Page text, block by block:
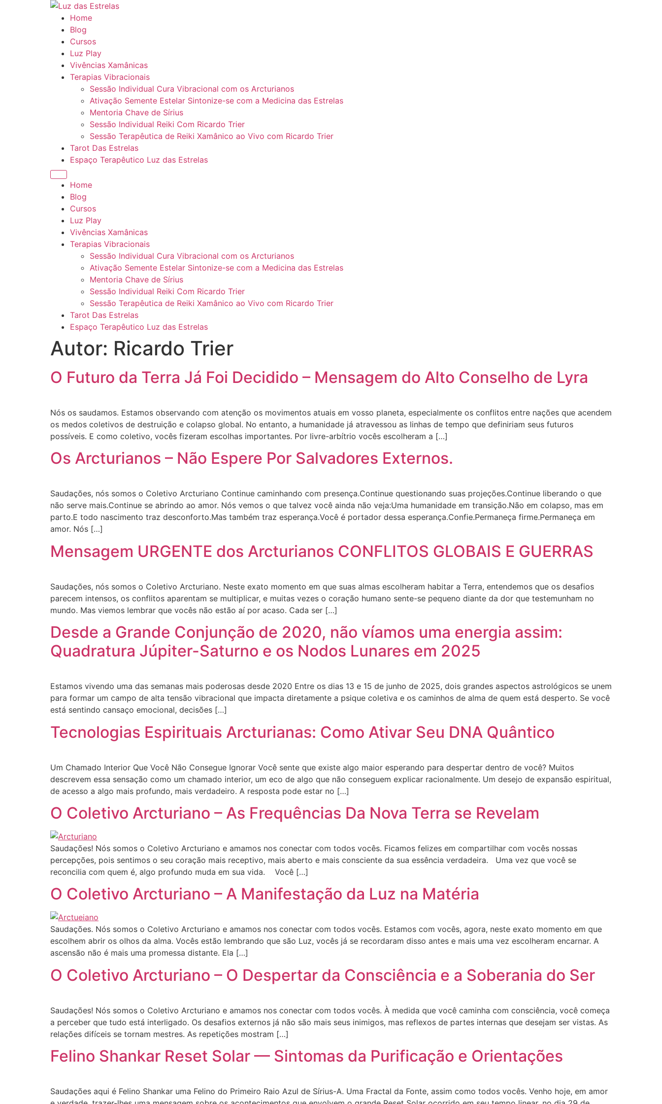
Home
Blog
Cursos
Luz Play
Vivências Xamânicas
Terapias Vibracionais
Sessão Individual Cura Vibracional com os Arcturianos
Ativação Semente Estelar Sintonize-se com a Medicina das Estrelas
Mentoria Chave de Sírius
Sessão Individual Reiki Com Ricardo Trier
Sessão Terapêutica de Reiki Xamânico ao Vivo com Ricardo Trier
Tarot Das Estrelas
Espaço Terapêutico Luz das Estrelas
MenuHome
Blog
Cursos
Luz Play
Vivências Xamânicas
Terapias Vibracionais
Sessão Individual Cura Vibracional com os Arcturianos
Ativação Semente Estelar Sintonize-se com a Medicina das Estrelas
Mentoria Chave de Sírius
Sessão Individual Reiki Com Ricardo Trier
Sessão Terapêutica de Reiki Xamânico ao Vivo com Ricardo Trier
Tarot Das Estrelas
Espaço Terapêutico Luz das Estrelas
Autor: Ricardo Trier
O Futuro da Terra Já Foi Decidido – Mensagem do Alto Conselho de Lyra
Nós os saudamos. Estamos observando com atenção os movimentos atuais em vosso planeta, especialmente os conflitos entre nações que acendem
os medos coletivos de destruição e colapso global. No entanto, a humanidade já atravessou as linhas de tempo que definiriam seus futuros
possíveis. E como coletivo, vocês fizeram escolhas importantes. Por livre-arbítrio vocês escolheram a […]
Os Arcturianos – Não Espere Por Salvadores Externos.
Saudações, nós somos o Coletivo Arcturiano Continue caminhando com presença.Continue questionando suas projeções.Continue liberando o que
não serve mais.Continue se abrindo ao amor. Nós vemos o que talvez você ainda não veja:Uma humanidade em transição.Não em colapso, mas em
parto.E todo nascimento traz desconforto.Mas também traz esperança.Você é portador dessa esperança.Confie.Permaneça firme.Permaneça em
amor. Nós […]
Mensagem URGENTE dos Arcturianos CONFLITOS GLOBAIS E GUERRAS
Saudações, nós somos o Coletivo Arcturiano. Neste exato momento em que suas almas escolheram habitar a Terra, entendemos que os desafios
parecem intensos, os conflitos aparentam se multiplicar, e muitas vezes o coração humano sente-se pequeno diante da dor que testemunham no
mundo. Mas viemos lembrar que vocês não estão aí por acaso. Cada ser […]
Desde a Grande Conjunção de 2020, não víamos uma energia assim:
Quadratura Júpiter-Saturno e os Nodos Lunares em 2025
Estamos vivendo uma das semanas mais poderosas desde 2020 Entre os dias 13 e 15 de junho de 2025, dois grandes aspectos astrológicos se unem
para formar um campo de alta tensão vibracional que impacta diretamente a psique coletiva e os caminhos de alma de quem está desperto. Se você
está sentindo cansaço emocional, decisões […]
Tecnologias Espirituais Arcturianas: Como Ativar Seu DNA Quântico
Um Chamado Interior Que Você Não Consegue Ignorar Você sente que existe algo maior esperando para despertar dentro de você? Muitos
descrevem essa sensação como um chamado interior, um eco de algo que não conseguem explicar racionalmente. Um desejo de expansão espiritual,
de acesso a algo mais profundo, mais verdadeiro. A resposta pode estar no […]
O Coletivo Arcturiano – As Frequências Da Nova Terra se Revelam
Saudações! Nós somos o Coletivo Arcturiano e amamos nos conectar com todos vocês. Ficamos felizes em compartilhar com vocês nossas
percepções, pois sentimos o seu coração mais receptivo, mais aberto e mais consciente da sua essência verdadeira. Uma vez que você se
reconcilia com quem é, algo profundo muda em sua vida. Você […]
O Coletivo Arcturiano – A Manifestação da Luz na Matéria
Saudações. Nós somos o Coletivo Arcturiano e amamos nos conectar com todos vocês. Estamos com vocês, agora, neste exato momento em que
escolhem abrir os olhos da alma. Vocês estão lembrando que são Luz, vocês já se recordaram disso antes e mais uma vez escolheram encarnar. A
ascensão não é mais uma promessa distante. Ela […]
O Coletivo Arcturiano – O Despertar da Consciência e a Soberania do Ser
Saudações! Nós somos o Coletivo Arcturiano e amamos nos conectar com todos vocês. À medida que você caminha com consciência, você começa
a perceber que tudo está interligado. Os desafios externos já não são mais seus inimigos, mas reflexos de partes internas que desejam ser vistas. As
relações difíceis se tornam mestres. As repetições mostram […]
Felino Shankar Reset Solar — Sintomas da Purificação e Orientações
Saudações aqui é Felino Shankar uma Felino do Primeiro Raio Azul de Sírius-A. Uma Fractal da Fonte, assim como todos vocês. Venho hoje, em amor